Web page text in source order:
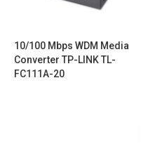
10/100 Mbps WDM Media
Converter TP-LINK TL-
FC111A-20